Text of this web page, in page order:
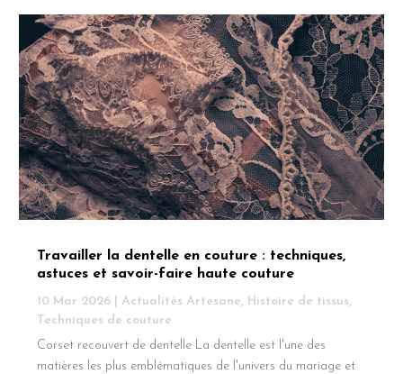
Travailler la dentelle en couture : techniques,
astuces et savoir-faire haute couture
10 Mar 2026 Actualités Artesane, Histoire de tissus,
Techniques de couture
Corset recouvert de dentelle La dentelle est l'une des
matières les plus emblématiques de l'univers du mariage et